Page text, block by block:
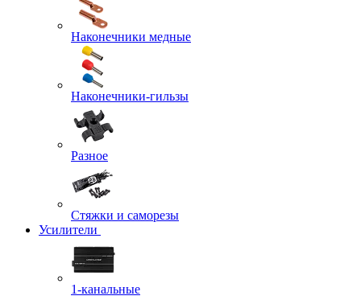
Наконечники медные
Наконечники-гильзы
Разное
Стяжки и саморезы
Усилители
1-канальные